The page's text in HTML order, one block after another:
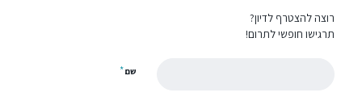
רוצה להצטרף לדיון?
תרגישו חופשי לתרום!
שם*